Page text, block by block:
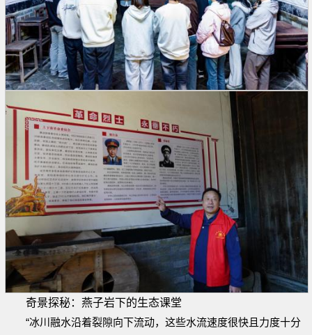
奇景探秘：燕子岩下的生态课堂
“冰川融水沿着裂隙向下流动，这些水流速度很快且力度十分